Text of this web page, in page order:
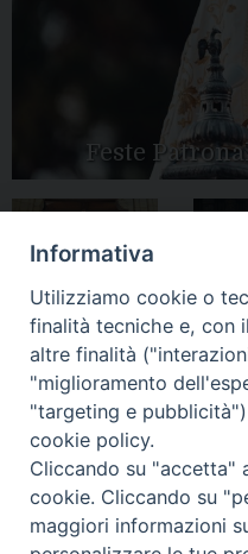
Feste
Apertura Anno
Giubilare 2025
CONTATTI:
LUCERA: Piazza Duomo, 13 -
0881/520882 - e-mail:
Vescovo: tel/fax 0881/522244
vescovo@diocesiluceratroia.it
TROIA : Piazza Episcopio -
Informativa
Utilizziamo cookie o
finalità tecniche e, con
altre finalità
"miglioramento
"targeting e
cookie policy.
Cliccando su "accetta"
cookie. Cliccando su
maggiori informazioni